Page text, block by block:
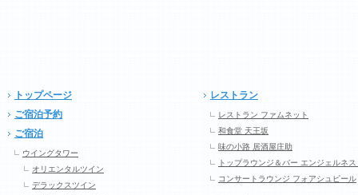
トップページ
ご宿泊予約
ご宿泊
ウイングタワー
オリエンタルツイン
デラックスツイン
レストラン
レストラン ファムネット
和食堂 天王坂
味の小路 居酒屋庄助
トップラウンジ＆バー エンジェルネス
コンサートラウンジ フォアシュピール